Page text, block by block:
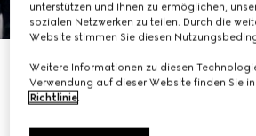
7
Cardigan aus feinem GG
€ 1.050
unterstützen und Ihnen zu ermöglichen,
sozialen Netzwerken zu teilen. Durch die
Website stimmen Sie diesen
Weitere Informationen zu diesen
Verwendung auf dieser Website finden Sie
Richtlinie.